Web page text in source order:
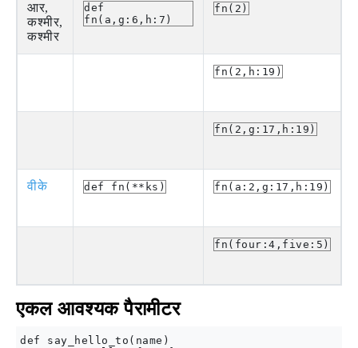
आर,
कश्मीर,
कश्मीर
def
fn(a,g:6,h:7)
fn(2)
fn(2,h:19)
fn(2,g:17,h:19)
वीके def fn(**ks) fn(a:2,g:17,h:19)
fn(four:4,five:5)
एकल आवश्यक पैरामीटर
def say_hello_to(name)